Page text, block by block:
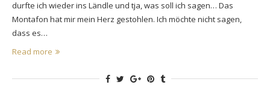
durfte ich wieder ins Ländle und tja, was soll ich sagen… Das
Montafon hat mir mein Herz gestohlen. Ich möchte nicht sagen,
dass es…
Read more